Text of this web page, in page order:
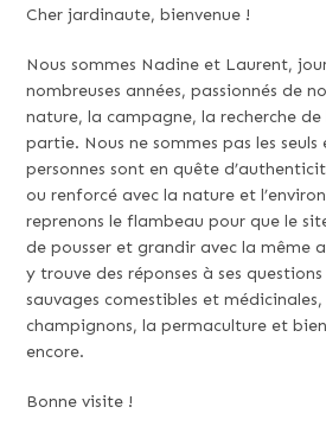
Cher jardinaute, bienvenue !
Nous sommes Nadine et Laurent,
nombreuses années, passionnés de
nature, la campagne, la recherche
partie. Nous ne sommes pas les
personnes sont en quête
ou renforcé avec la nature et
reprenons le flambeau pour que le
de pousser et grandir avec la même
y trouve des réponses à ses
sauvages comestibles et
champignons, la permaculture et
encore.
Bonne visite !